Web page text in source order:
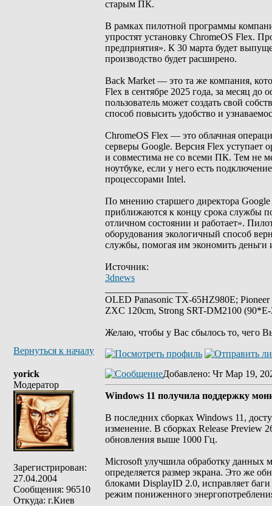
старым ПК.
В рамках пилотной программы
упростят установку ChromeOS Flex.
предприятия». К 30 марта будет
производство будет расширено.
Back Market — это та же компания,
Flex в сентябре 2025 года, за месяц
пользователь может создать свой
способ повысить удобство и
ChromeOS Flex — это облачная
серверы Google. Версия Flex
и совместима не со всеми ПК. Тем не
ноутбуке, если у него есть
процессорами Intel.
По мнению старшего директора
приближаются к концу срока службы
отличном состоянии и работает».
оборудования экологичный способ
службы, помогая им экономить
Источник:
3dnews
OLED Panasonic TX-65HZ980E;
ZXC 120cm, Strong SRT-DM2100
Желаю, чтобы у Вас сбылось то, чего
Вернуться к началу
yorick
Модератор
Зарегистрирован:
27.04.2004
Сообщения: 96510
Откуда: г.Киев
Добавлено: Чт Мар 19,
Windows 11 получила поддержку
В последних сборках Windows 11,
изменение. В сборках Release Preview
обновления выше 1000 Гц.
Microsoft улучшила обработку данных
определяется размер экрана. Это же
блоками DisplayID 2.0, исправляет
режим пониженного